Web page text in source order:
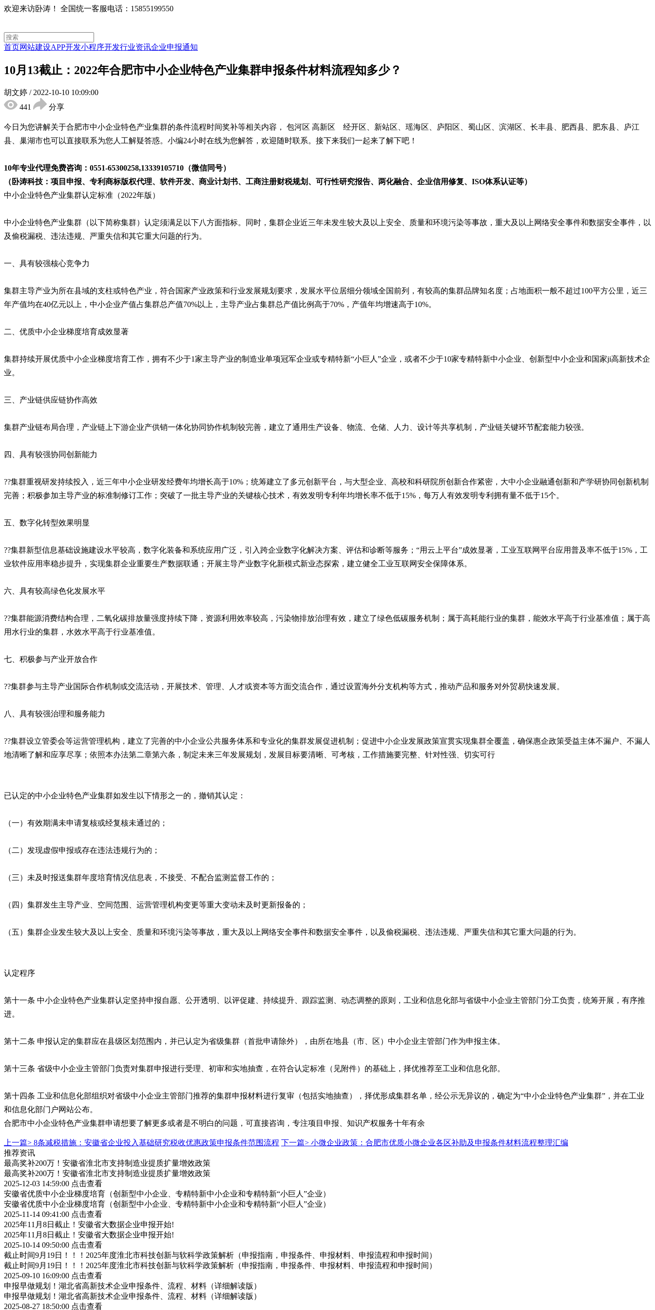
欢迎来访卧涛！ 全国统一客服电话：15855199550
首页网站建设APP开发小程序开发行业资讯企业申报通知
10月13截止：2022年合肥市中小企业特色产业集群申报条件材料流程知多少？
胡文婷 / 2022-10-10 10:09:00
441
分享
今日为您讲解关于合肥市中小企业特色产业集群的条件流程时间奖补等相关内容， 包河区 高新区 经开区、新站区、瑶海区、庐阳区、蜀山区、滨湖区、长丰县、肥西县、肥东县、庐江
县、巢湖市也可以直接联系为您人工解疑答惑。小编24小时在线为您解答，欢迎随时联系。接下来我们一起来了解下吧！
10年专业代理免费咨询：0551-65300258,13339105710（微信同号）
（卧涛科技：项目申报、专利商标版权代理、软件开发、商业计划书、工商注册财税规划、可行性研究报告、两化融合、企业信用修复、ISO体系认证等）
中小企业特色产业集群认定标准（2022年版）
中小企业特色产业集群（以下简称集群）认定须满足以下八方面指标。同时，集群企业近三年未发生较大及以上安全、质量和环境污染等事故，重大及以上网络安全事件和数据安全事件，以
及偷税漏税、违法违规、严重失信和其它重大问题的行为。
一、具有较强核心竞争力
集群主导产业为所在县域的支柱或特色产业，符合国家产业政策和行业发展规划要求，发展水平位居细分领域全国前列，有较高的集群品牌知名度；占地面积一般不超过100平方公里，近三
年产值均在40亿元以上，中小企业产值占集群总产值70%以上，主导产业占集群总产值比例高于70%，产值年均增速高于10%。
二、优质中小企业梯度培育成效显著
集群持续开展优质中小企业梯度培育工作，拥有不少于1家主导产业的制造业单项冠军企业或专精特新“小巨人”企业，或者不少于10家专精特新中小企业、创新型中小企业和国家ji高新技术企
业。
三、产业链供应链协作高效
集群产业链布局合理，产业链上下游企业产供销一体化协同协作机制较完善，建立了通用生产设备、物流、仓储、人力、设计等共享机制，产业链关键环节配套能力较强。
四、具有较强协同创新能力
??集群重视研发持续投入，近三年中小企业研发经费年均增长高于10%；统筹建立了多元创新平台，与大型企业、高校和科研院所创新合作紧密，大中小企业融通创新和产学研协同创新机制
完善；积极参加主导产业的标准制修订工作；突破了一批主导产业的关键核心技术，有效发明专利年均增长率不低于15%，每万人有效发明专利拥有量不低于15个。
五、数字化转型效果明显
??集群新型信息基础设施建设水平较高，数字化装备和系统应用广泛，引入跨企业数字化解决方案、评估和诊断等服务；“用云上平台”成效显著，工业互联网平台应用普及率不低于15%，工
业软件应用率稳步提升，实现集群企业重要生产数据联通；开展主导产业数字化新模式新业态探索，建立健全工业互联网安全保障体系。
六、具有较高绿色化发展水平
??集群能源消费结构合理，二氧化碳排放量强度持续下降，资源利用效率较高，污染物排放治理有效，建立了绿色低碳服务机制；属于高耗能行业的集群，能效水平高于行业基准值；属于高
用水行业的集群，水效水平高于行业基准值。
七、积极参与产业开放合作
??集群参与主导产业国际合作机制或交流活动，开展技术、管理、人才或资本等方面交流合作，通过设置海外分支机构等方式，推动产品和服务对外贸易快速发展。
八、具有较强治理和服务能力
??集群设立管委会等运营管理机构，建立了完善的中小企业公共服务体系和专业化的集群发展促进机制；促进中小企业发展政策宣贯实现集群全覆盖，确保惠企政策受益主体不漏户、不漏人
地清晰了解和应享尽享；依照本办法第二章第六条，制定未来三年发展规划，发展目标要清晰、可考核，工作措施要完整、针对性强、切实可行
已认定的中小企业特色产业集群如发生以下情形之一的，撤销其认定：
（一）有效期满未申请复核或经复核未通过的；
（二）发现虚假申报或存在违法违规行为的；
（三）未及时报送集群年度培育情况信息表，不接受、不配合监测监督工作的；
（四）集群发生主导产业、空间范围、运营管理机构变更等重大变动未及时更新报备的；
（五）集群企业发生较大及以上安全、质量和环境污染等事故，重大及以上网络安全事件和数据安全事件，以及偷税漏税、违法违规、严重失信和其它重大问题的行为。
认定程序
第十一条 中小企业特色产业集群认定坚持申报自愿、公开透明、以评促建、持续提升、跟踪监测、动态调整的原则，工业和信息化部与省级中小企业主管部门分工负责，统筹开展，有序推
进。
第十二条 申报认定的集群应在县级区划范围内，并已认定为省级集群（首批申请除外），由所在地县（市、区）中小企业主管部门作为申报主体。
第十三条 省级中小企业主管部门负责对集群申报进行受理、初审和实地抽查，在符合认定标准（见附件）的基础上，择优推荐至工业和信息化部。
第十四条 工业和信息化部组织对省级中小企业主管部门推荐的集群申报材料进行复审（包括实地抽查），择优形成集群名单，经公示无异议的，确定为“中小企业特色产业集群”，并在工业
和信息化部门户网站公布。
合肥市中小企业特色产业集群申请想要了解更多或者是不明白的问题，可直接咨询，专注项目申报、知识产权服务十年有余
上一篇> 8条减税措施：安徽省企业投入基础研究税收优惠政策申报条件范围流程 下一篇> 小微企业政策：合肥市优质小微企业各区补助及申报条件材料流程整理汇编
推荐资讯
最高奖补200万！安徽省淮北市支持制造业提质扩量增效政策
最高奖补200万！安徽省淮北市支持制造业提质扩量增效政策
2025-12-03 14:59:00 点击查看
安徽省优质中小企业梯度培育（创新型中小企业、专精特新中小企业和专精特新“小巨人”企业）
安徽省优质中小企业梯度培育（创新型中小企业、专精特新中小企业和专精特新“小巨人”企业）
2025-11-14 09:41:00 点击查看
2025年11月8日截止！安徽省大数据企业申报开始!
2025年11月8日截止！安徽省大数据企业申报开始!
2025-10-14 09:50:00 点击查看
截止时间9月19日！！！2025年度淮北市科技创新与软科学政策解析（申报指南，申报条件、申报材料、申报流程和申报时间）
截止时间9月19日！！！2025年度淮北市科技创新与软科学政策解析（申报指南，申报条件、申报材料、申报流程和申报时间）
2025-09-10 16:09:00 点击查看
申报早做规划！湖北省高新技术企业申报条件、流程、材料（详细解读版）
申报早做规划！湖北省高新技术企业申报条件、流程、材料（详细解读版）
2025-08-27 18:50:00 点击查看